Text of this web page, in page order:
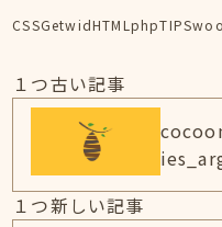
CSSGetwidHTML phpTIPS
１つ古い記事
１つ新しい記事